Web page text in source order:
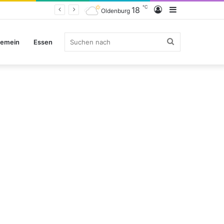
Sidebar
Anmelden
Oldenburg 18 ℃
Essen